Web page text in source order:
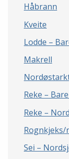
Håbrann
Kveite
Lodde –
Makrell
Reke –
Reke –
Sei –